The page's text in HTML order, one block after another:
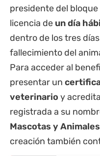
presidente del
licencia de un día
dentro de los tres
fallecimiento del
Para acceder al
presentar un
veterinario y
registrada a su
Mascotas y
creación también